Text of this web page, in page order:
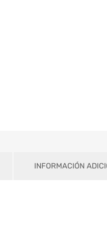
INFORMACIÓN